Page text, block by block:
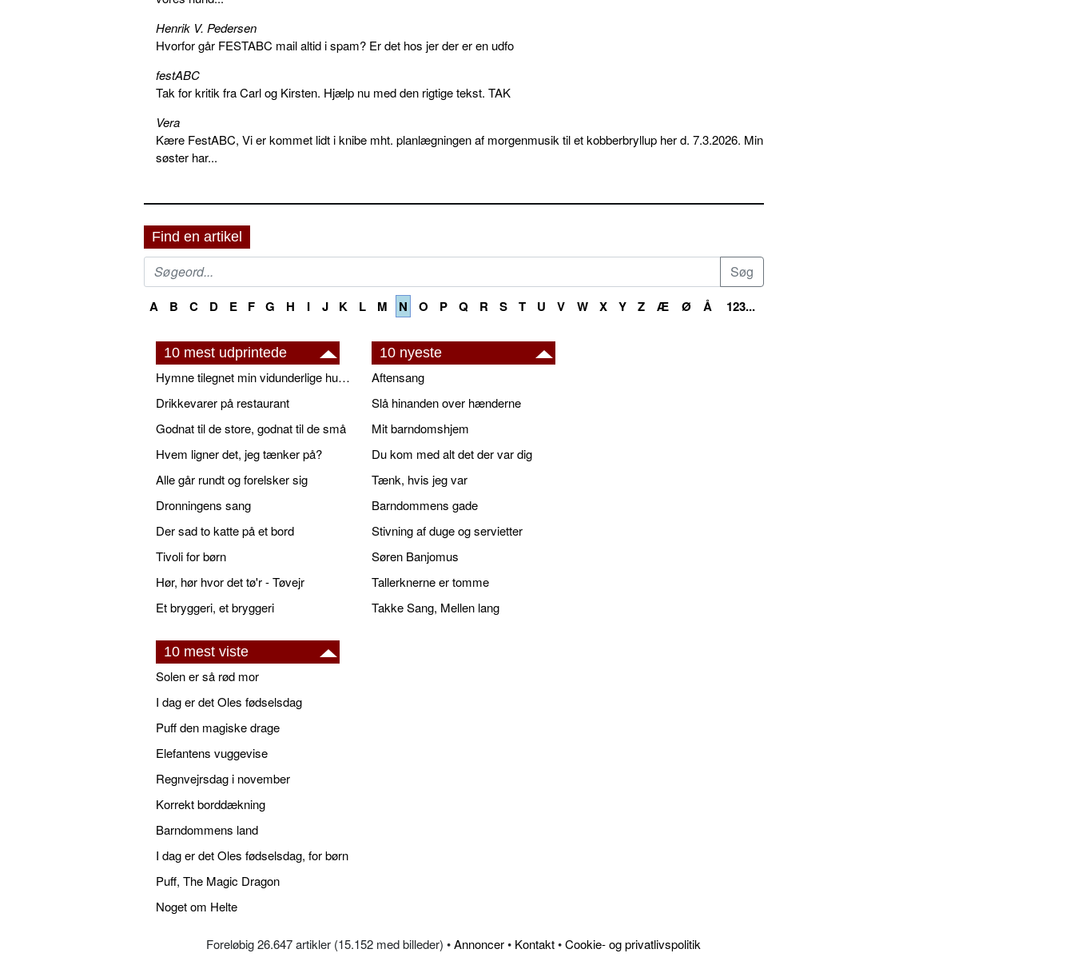
Henrik V. Pedersen
Hvorfor går FESTABC mail altid i spam? Er det hos jer der er en udfo
festABC
Tak for kritik fra Carl og Kirsten. Hjælp nu med den rigtige tekst. TAK
Vera
Kære FestABC, Vi er kommet lidt i knibe mht. planlægningen af morgenmusik til et kobberbryllup her d. 7.3.2026. Min
søster har...
Find en artikel
A B C D E F G H I J K L M N O P Q R S T U V W X Y Z Æ Ø Å 123...
10 mest udprintede
Hymne tilegnet min vidunderlige husbond
Drikkevarer på restaurant
Godnat til de store, godnat til de små
Hvem ligner det, jeg tænker på?
Alle går rundt og forelsker sig
Dronningens sang
Der sad to katte på et bord
Tivoli for børn
Hør, hør hvor det tø'r - Tøvejr
Et bryggeri, et bryggeri
10 nyeste
Aftensang
Slå hinanden over hænderne
Mit barndomshjem
Du kom med alt det der var dig
Tænk, hvis jeg var
Barndommens gade
Stivning af duge og servietter
Søren Banjomus
Tallerknerne er tomme
Takke Sang, Mellen lang
10 mest viste
Solen er så rød mor
I dag er det Oles fødselsdag
Puff den magiske drage
Elefantens vuggevise
Regnvejrsdag i november
Korrekt borddækning
Barndommens land
I dag er det Oles fødselsdag, for børn
Puff, The Magic Dragon
Noget om Helte
Foreløbig 26.647 artikler (15.152 med billeder) •Annoncer• Kontakt•Cookie- og privatlivspolitik